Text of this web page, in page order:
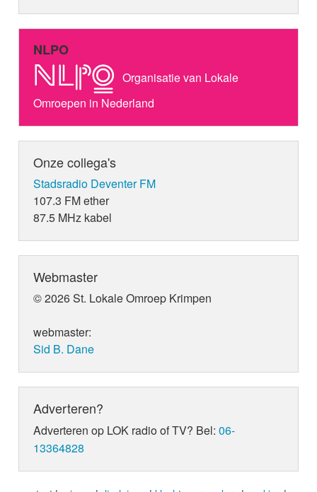
NLPO
Organisatie van Lokale
Omroepen in Nederland
Onze collega's
Stadsradio Deventer FM
107.3 FM ether
87.5 MHz kabel
Webmaster
© 2026 St. Lokale Omroep Krimpen
webmaster:
Sid B. Dane
Adverteren?
Adverteren op LOK radio of TV? Bel:06-
13364828